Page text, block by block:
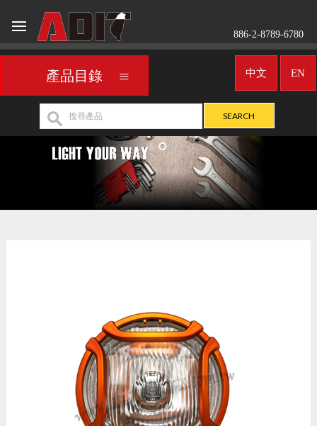
886-2-8789-6780
產品目錄 EN
中文